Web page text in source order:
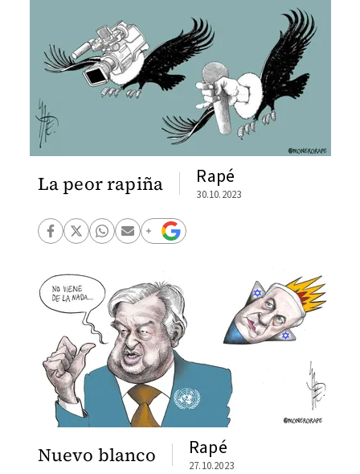
La peor rapiña Rapé
30.10.2023
Nuevo blanco Rapé
27.10.2023